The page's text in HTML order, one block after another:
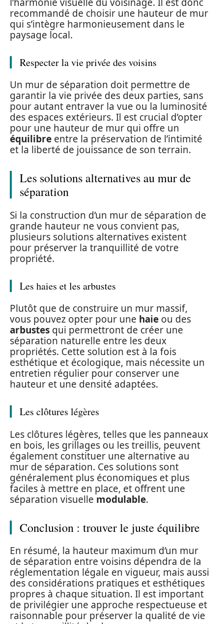
recommandé de choisir une hauteur de mur
qui s’intègre harmonieusement dans le
paysage local.
Respecter la vie privée des voisins
Un mur de séparation doit permettre de
garantir la vie privée des deux parties, sans
pour autant entraver la vue ou la luminosité
des espaces extérieurs. Il est crucial d’opter
pour une hauteur de mur qui offre un
équilibre entre la préservation de l’intimité
et la liberté de jouissance de son terrain.
Les solutions alternatives au mur de
séparation
Si la construction d’un mur de séparation de
grande hauteur ne vous convient pas,
plusieurs solutions alternatives existent
pour préserver la tranquillité de votre
propriété.
Les haies et les arbustes
Plutôt que de construire un mur massif,
vous pouvez opter pour une haie ou des
arbustes qui permettront de créer une
séparation naturelle entre les deux
propriétés. Cette solution est à la fois
esthétique et écologique, mais nécessite un
entretien régulier pour conserver une
hauteur et une densité adaptées.
Les clôtures légères
Les clôtures légères, telles que les panneaux
en bois, les grillages ou les treillis, peuvent
également constituer une alternative au
mur de séparation. Ces solutions sont
généralement plus économiques et plus
faciles à mettre en place, et offrent une
séparation visuelle modulable.
Conclusion : trouver le juste équilibre
En résumé, la hauteur maximum d’un mur
de séparation entre voisins dépendra de la
réglementation légale en vigueur, mais aussi
des considérations pratiques et esthétiques
propres à chaque situation. Il est important
de privilégier une approche respectueuse et
raisonnable pour préserver la qualité de vie